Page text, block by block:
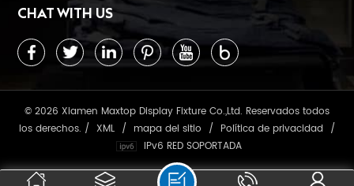
CHAT WITH US
© 2026 Xiamen Maxtop Display Fixture Co.,Ltd. Reservados todos
los derechos. / XML / mapa del sitio / Política de privacidad /
IPv6 RED SOPORTADA